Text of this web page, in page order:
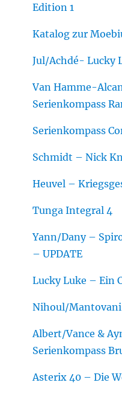
Edition 1
Katalog zur
Jul/Achdé- Lucky
Van Hamme-
Serienkompass
Serienkompass
Schmidt – Nick
Heuvel –
Tunga Integral 4
Yann/Dany –
– UPDATE
Lucky Luke – Ein
Nihoul/
Albert/Vance &
Serienkompass
Asterix 40 – Die